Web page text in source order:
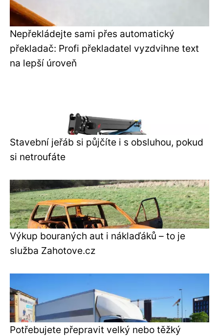
Nepřekládejte sami přes automatický
překladač: Profi překladatel vyzdvihne text
na lepší úroveň
Stavební jeřáb si půjčíte i s obsluhou, pokud
si netroufáte
Výkup bouraných aut i náklaďáků – to je
služba Zahotove.cz
Potřebujete přepravit velký nebo těžký